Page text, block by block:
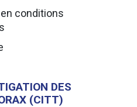
conditions
DES
(CITT)